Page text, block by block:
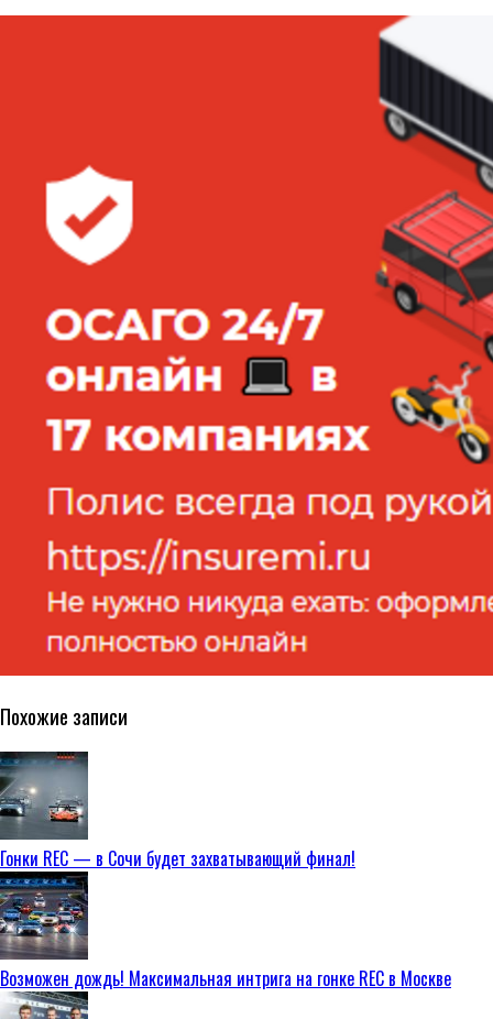
Похожие записи
Гонки REC — в Сочи будет захватывающий финал!
Возможен дождь! Максимальная интрига на гонке REC в Москве